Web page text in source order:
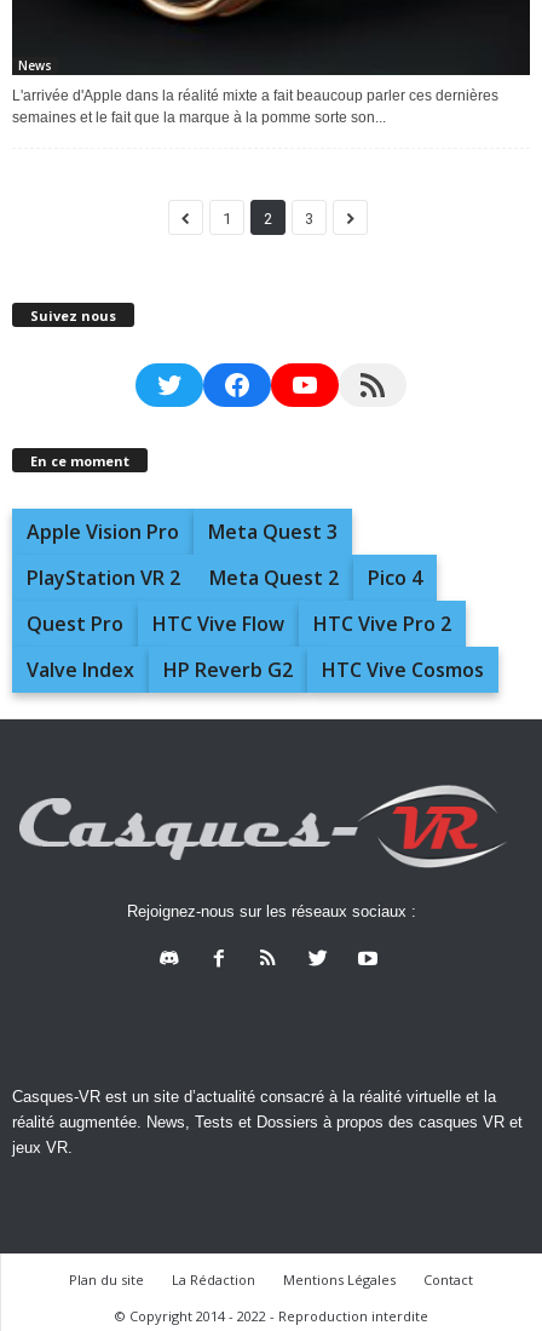
News
L'arrivée d'Apple dans la réalité mixte a fait beaucoup parler ces dernières
semaines et le fait que la marque à la pomme sorte son...
1 2 3
Suivez nous
TwitterFacebookYouTubeRSS Feed
En ce moment
Apple Vision Pro
Meta Quest 3
PlayStation VR 2
Meta Quest 2
Pico 4
Quest Pro
HTC Vive Flow
HTC Vive Pro 2
Valve Index
HP Reverb G2 HTC Vive Cosmos
Rejoignez-nous sur les réseaux sociaux :
Casques-VR est un site d’actualité consacré à la réalité virtuelle et la
réalité augmentée. News, Tests et Dossiers à propos des casques VR et
jeux VR.
Plan du site La Rédaction Mentions Légales
Contact
© Copyright 2014 - 2022 - Reproduction interdite